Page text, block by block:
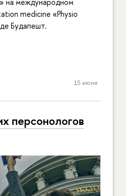
medicine «Physio
Будапешт.
15 июня
персонологов